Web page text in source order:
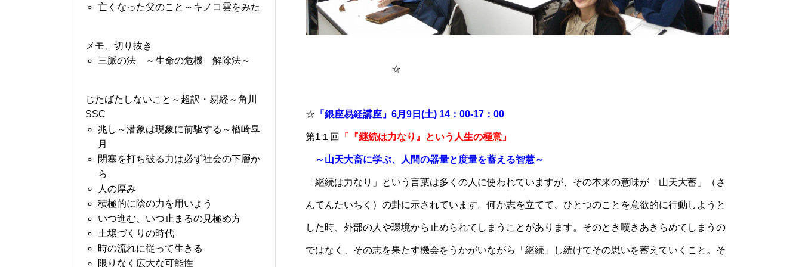
☆
☆ 「銀座易経講座」6月9日(土) 14：00-17：00
第1１回 「『継続は力なり』という人生の極意」
～山天大畜に学ぶ、人間の器量と度量を蓄える智慧～
「継続は力なり」という言葉は多くの人に使われていますが、その本来の意味が「山天大蓄」（さ
んてんたいちく）の卦に示されています。何か志を立てて、ひとつのことを意欲的に行動しようと
した時、外部の人や環境から止められてしまうことがあります。そのとき嘆きあきらめてしまうの
ではなく、その志を果たす機会をうかがいながら「継続」し続けてその思いを蓄えていくこと。そ
亡くなった父のこと～キノコ雲をみた
メモ、切り抜き
三脈の法 ～生命の危機 解除法～
じたばたしないこと～超訳・易経～角川
SSC
兆し～潜象は現象に前駆する～楢崎皐
月
閉塞を打ち破る力は必ず社会の下層か
ら
人の厚み
積極的に陰の力を用いよう
いつ進む、いつ止まるの見極め方
土壌づくりの時代
時の流れに従って生きる
限りなく広大な可能性